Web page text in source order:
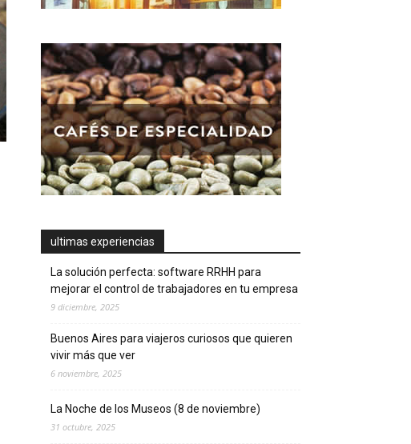
ultimas experiencias
La solución perfecta: software RRHH para
mejorar el control de trabajadores en tu empresa
9 diciembre, 2025
Buenos Aires para viajeros curiosos que quieren
vivir más que ver
6 noviembre, 2025
La Noche de los Museos (8 de noviembre)
31 octubre, 2025